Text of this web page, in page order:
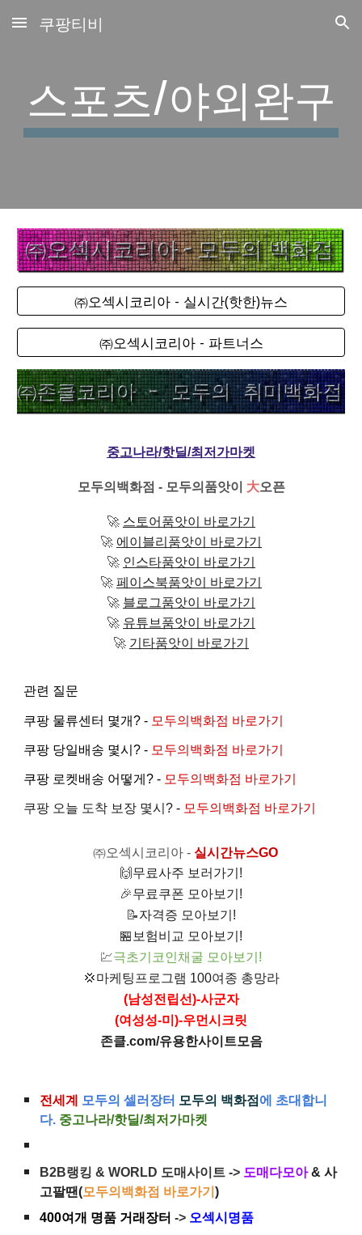
Skip to main content Skip to navigation
쿠팡티비
스포츠/야외완구
㈜오섹시코리아 - 실시간(핫한)뉴스
㈜오섹시코리아 - 파트너스
중고나라/핫딜/최저가마켓
모두의백화점 - 모두의품앗이 大오픈
🚀 스토어품앗이 바로가기
🚀 에이블리품앗이 바로가기
🚀 인스타품앗이 바로가기
🚀 페이스북품앗이 바로가기
🚀 블로그품앗이 바로가기
🚀 유튜브품앗이 바로가기
🚀 기타품앗이 바로가기
관련 질문
쿠팡 물류센터 몇개? - 모두의백화점 바로가기
쿠팡 당일배송 몇시? - 모두의백화점 바로가기
쿠팡 로켓배송 어떻게? - 모두의백화점 바로가기
쿠팡 오늘 도착 보장 몇시? - 모두의백화점 바로가기
㈜오섹시코리아- 실시간뉴스GO
🙌 무료사주 보러가기!
🎉무료쿠폰 모아보기!
📝자격증 모아보기!
🏪 보험비교 모아보기!
💹극초기코인채굴 모아보기!
💢마케팅프로그램 100여종 총망라
(남성전립선)-사군자
(여성성-미)-우먼시크릿
존클.com/유용한사이트모음
전세계 모두의 셀러장터 모두의 백화점 에 초대합니
다. 중고나라/핫딜/최저가마켓
B2B랭킹 & WORLD 도매사이트 -> 도매다모아 & 사
고팔땐(모두의백화점 바로가기)
400여개 명품 거래장터 -> 오섹시명품